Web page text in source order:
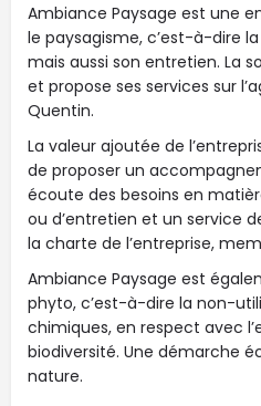
Ambiance Paysage est une
le paysagisme, c’est-à-dire
mais aussi son entretien. La
et propose ses services sur
Quentin.
La valeur ajoutée de
de proposer un
écoute des besoins en
ou d’entretien et un service
la charte de l’entreprise,
Ambiance Paysage est
phyto, c’est-à-dire la non-
chimiques, en respect avec
biodiversité. Une démarche
nature.